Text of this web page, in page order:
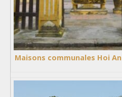
Maisons communales Hoi An